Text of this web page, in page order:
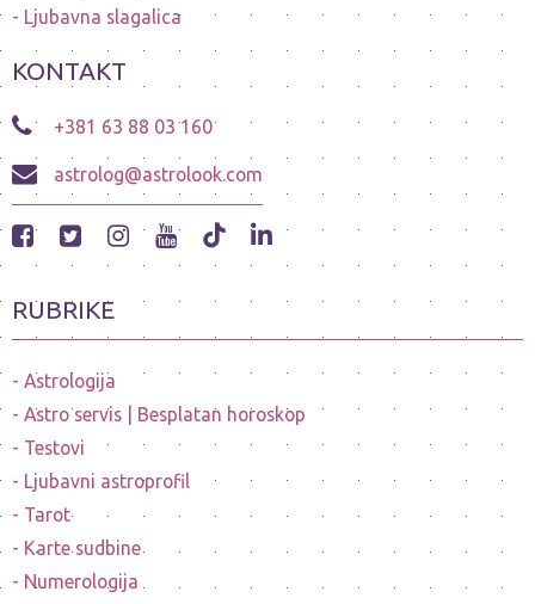
Ljubavna slagalica
KONTAKT
+381 63 88 03 160
astrolog@astrolook.com
RUBRIKE
Astrologija
Astro servis | Besplatan horoskop
Testovi
Ljubavni astroprofil
Tarot
Karte sudbine
Numerologija